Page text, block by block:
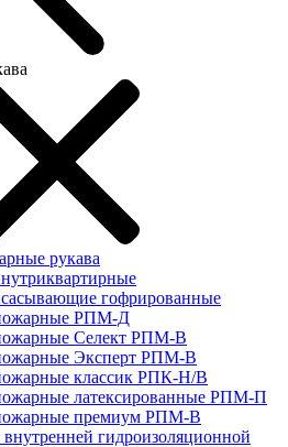
рукава
гофрированные
РПМ-Д
Селект РПМ-В
Эксперт РПМ-В
классик РПК-Н/В
латексированные РПМ-П
премиум РПМ-В
внутренней гидроизоляционной